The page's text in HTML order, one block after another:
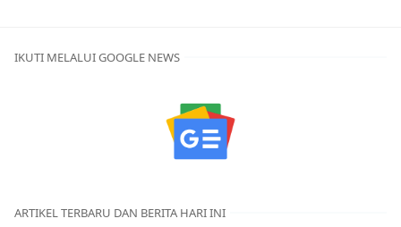
IKUTI MELALUI GOOGLE NEWS
ARTIKEL TERBARU DAN BERITA HARI INI